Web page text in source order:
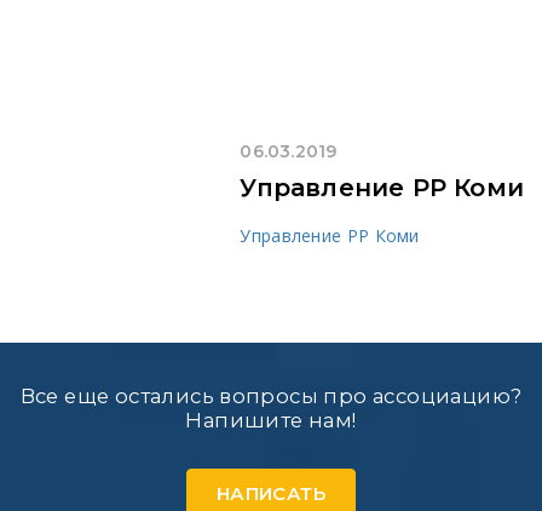
06.03.2019
Управление РР Коми
Управление РР Коми
Все еще остались вопросы про ассоциацию?
Напишите нам!
НАПИСАТЬ